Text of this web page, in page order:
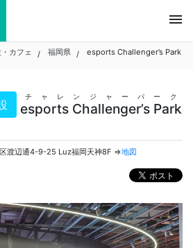
menu
カフェ 福岡県 esports Challenger’s Park
esports Challenger’s Park
チャレンジャーパーク
〒810-0004 福岡県福岡市中央区渡辺通4-9-25 Luz福岡天神8F ⇒地図